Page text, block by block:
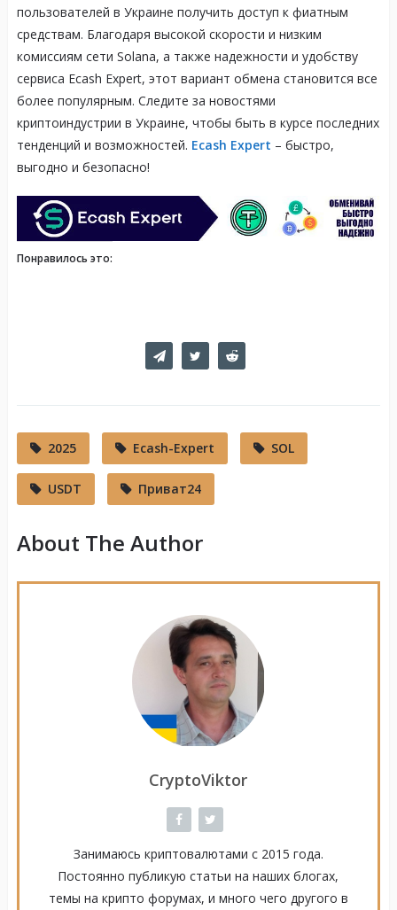
пользователей в Украине получить доступ к фиатным
средствам. Благодаря высокой скорости и низким
комиссиям сети Solana, а также надежности и удобству
сервиса Ecash Expert, этот вариант обмена становится все
более популярным. Следите за новостями
криптоиндустрии в Украине, чтобы быть в курсе последних
тенденций и возможностей. Ecash Expert – быстро,
выгодно и безопасно!
Понравилось это:
2025 Ecash-Expert SOL
USDT Приват24
About The Author
CryptoViktor
Занимаюсь криптовалютами с 2015 года.
Постоянно публикую статьи на наших блогах,
темы на крипто форумах, и много чего другого в